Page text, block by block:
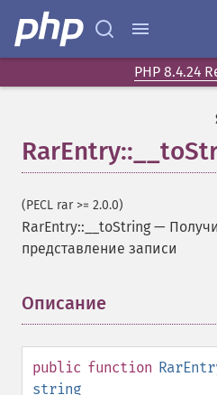
PHP 8.4.24
(PECL rar >= 2.0.0)
RarEntry::__toString —
представление записи
Описание
public function
string